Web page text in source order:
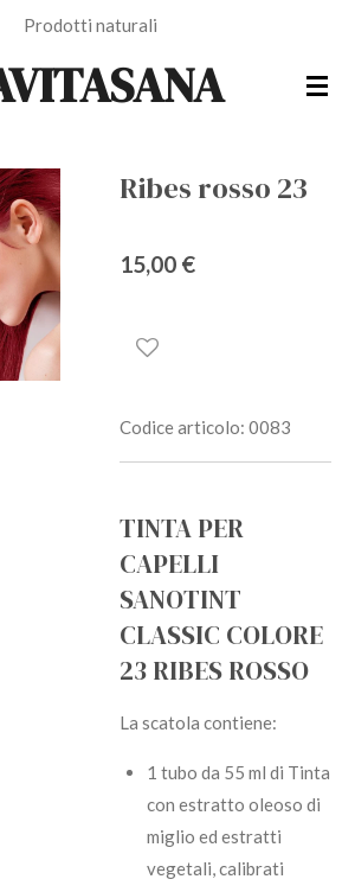
Prodotti naturali
Ribes rosso 23
15,00 €
Codice articolo: 0083
TINTA PER
CAPELLI
SANOTINT
CLASSIC COLORE
23 RIBES ROSSO
La scatola contiene:
1 tubo da 55 ml di Tinta
con estratto oleoso di
miglio ed estratti
vegetali, calibrati